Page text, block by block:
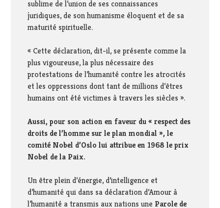
sublime de l’union de ses connaissances
juridiques, de son humanisme éloquent et de sa
maturité spirituelle.
« Cette déclaration, dit-il, se présente comme la
plus vigoureuse, la plus nécessaire des
protestations de l’humanité contre les atrocités
et les oppressions dont tant de millions d’êtres
humains ont été victimes à travers les siècles ».
Aussi, pour son action en faveur du « respect des
droits de l’homme sur le plan mondial », le
comité Nobel d’Oslo lui attribue en 1968 le prix
Nobel de la Paix.
Un être plein d’énergie, d’intelligence et
d’humanité qui dans sa déclaration d’Amour à
l’humanité a transmis aux nations une Parole de